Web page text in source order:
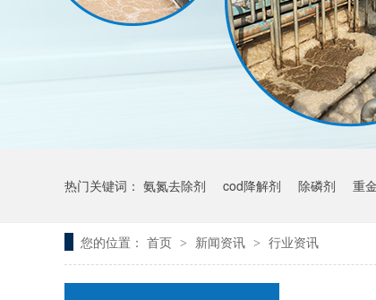
热门关键词： 氨氮去除剂 cod降解剂 除磷剂 重
您的位置： 首页 > 新闻资讯 > 行业资讯